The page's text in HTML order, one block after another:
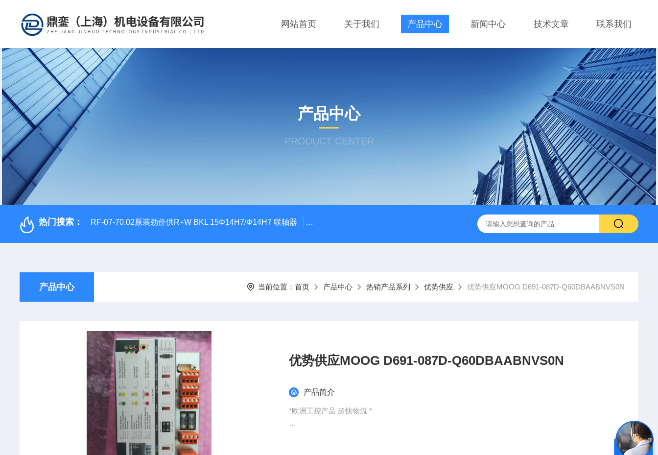
网站首页 关于我们 产品中心 新闻中心 技术文章 联系我们
产品中心
PRODUCT CENTER
热门搜索： RF-07-70.02原装劲价供R+W BKL 15Φ14H7/Φ14H7 联轴器 0184-45703-3-003原装劲价供Vogel TYP:MPS 1 ID:281875 A-NR:417291 原装供应美国Parker
产品中心 当前位置： 首页 产品中心 热销产品系列 优势供应 优势供应MOOG D691-087D-Q60DBAABNVS0N
优势供应MOOG D691-087D-Q60DBAABNVS0N
产品简介
*欧洲工控产品 超快物流 *